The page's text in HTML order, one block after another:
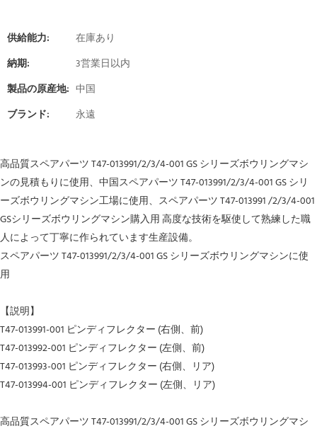
供給能力:
在庫あり
納期:
3営業日以内
製品の原産地: 中国
ブランド:
永遠
高品質スペアパーツ T47-013991/2/3/4-001 GS シリーズボウリングマシ
ンの見積もりに使用、中国スペアパーツ T47-013991/2/3/4-001 GS シリ
ーズボウリングマシン工場に使用、スペアパーツ T47-013991 /2/3/4-001
GSシリーズボウリングマシン購入用 高度な技術を駆使して熟練した職
人によって丁寧に作られています生産設備。
スペアパーツ T47-013991/2/3/4-001 GS シリーズボウリングマシンに使
用
【説明】
T47-013991-001 ピンディフレクター (右側、前)
T47-013992-001 ピンディフレクター (左側、前)
T47-013993-001 ピンディフレクター (右側、リア)
T47-013994-001 ピンディフレクター (左側、リア)
高品質スペアパーツ T47-013991/2/3/4-001 GS シリーズボウリングマシ